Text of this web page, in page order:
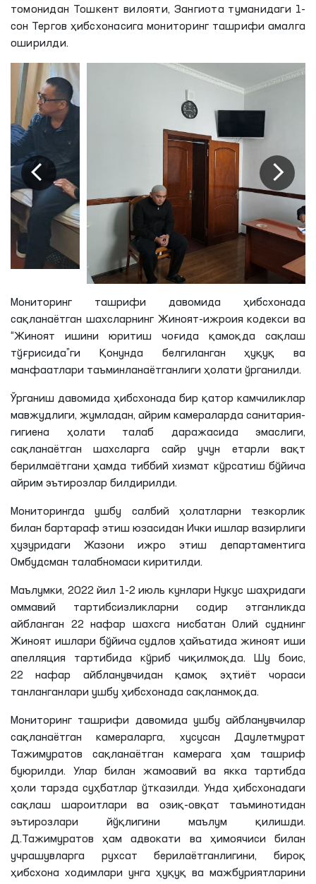
томонидан Тошкент вилояти, Зангиота туманидаги 1-
сон Тергов ҳибсхонасига мониторинг ташрифи амалга
оширилди.
Мониторинг ташрифи давомида ҳибсхонада
сақланаётган шахсларнинг Жиноят-ижроия кодекси ва
“Жиноят ишини юритиш чоғида қамоқда сақлаш
тўғрисида”ги Қонунда белгиланган ҳуқуқ ва
манфаатлари таъминланаётганлиги ҳолати ўрганилди.
Ўрганиш давомида ҳибсхонада бир қатор камчиликлар
мавжудлиги, жумладан, айрим камераларда санитария-
гигиена ҳолати талаб даражасида эмаслиги,
сақланаётган шахсларга сайр учун етарли вақт
берилмаётгани ҳамда тиббий хизмат кўрсатиш бўйича
айрим эътирозлар билдирилди.
Мониторингда ушбу салбий ҳолатларни тезкорлик
билан бартараф этиш юзасидан Ички ишлар вазирлиги
ҳузуридаги Жазони ижро этиш департаментига
Омбудсман талабномаси киритилди.
Маълумки, 2022 йил 1-2 июль кунлари Нукус шаҳридаги
оммавий тартибсизликларни содир этганликда
айбланган 22 нафар шахсга нисбатан Олий суднинг
Жиноят ишлари бўйича судлов ҳайъатида жиноят иши
апелляция тартибида кўриб чиқилмоқда. Шу боис,
22 нафар айбланувчидан қамоқ эҳтиёт чораси
танланганлари ушбу ҳибсхонада сақланмоқда.
Мониторинг ташрифи давомида ушбу айбланувчилар
сақланаётган камераларга, хусусан Даулетмурат
Тажимуратов сақланаётган камерага ҳам ташриф
буюрилди. Улар билан жамоавий ва якка тартибда
ҳоли тарзда суҳбатлар ўтказилди. Унда ҳибсхонадаги
сақлаш шароитлари ва озиқ-овқат таъминотидан
эътирозлари йўқлигини маълум қилишди.
Д.Тажимуратов ҳам адвокати ва ҳимоячиси билан
учрашувларга рухсатберилаётганлигини, бироқ
ҳибсхона ходимлари унга ҳуқуқ ва мажбуриятларини